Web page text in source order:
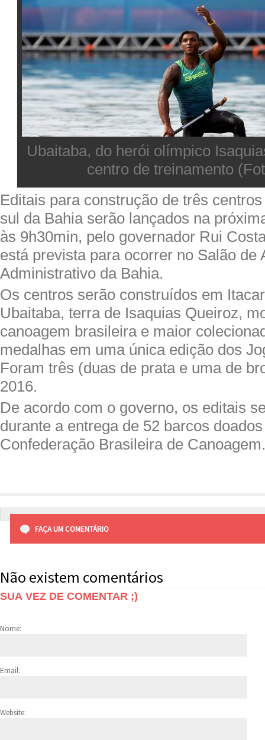
Ubaitaba, do herói olímpico
centro de treinamento
Editais para construção de três
sul da Bahia serão lançados na
às 9h30min, pelo governador Rui
está prevista para ocorrer no Salão de
Administrativo da Bahia.
Os centros serão construídos em
Ubaitaba, terra de Isaquias Queiroz,
canoagem brasileira e maior
medalhas em uma única edição dos
Foram três (duas de prata e uma de
2016.
De acordo com o governo, os editais
durante a entrega de 52 barcos
Confederação Brasileira de Canoagem.
FAÇA UM COMENTÁRIO
Não existem comentários
SUA VEZ DE COMENTAR ;)
Nome:
Email:
Website: